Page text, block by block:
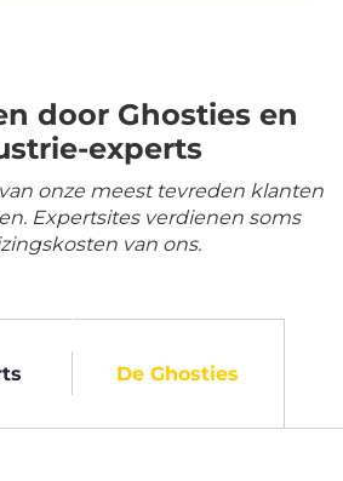
door Ghosties en
experts
onze meest tevreden klanten
Expertsites verdienen soms
van ons.
De Ghosties